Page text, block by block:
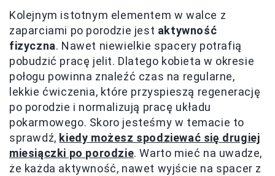
Kolejnym istotnym elementem w walce z
zaparciami po porodzie jest aktywność
fizyczna. Nawet niewielkie spacery potrafią
pobudzić pracę jelit. Dlatego kobieta w okresie
połogu powinna znaleźć czas na regularne,
lekkie ćwiczenia, które przyspieszą regenerację
po porodzie i normalizują pracę układu
pokarmowego. Skoro jesteśmy w temacie to
sprawdź, kiedy możesz spodziewać się drugiej
miesiączki po porodzie. Warto mieć na uwadze,
że każda aktywność, nawet wyjście na spacer z